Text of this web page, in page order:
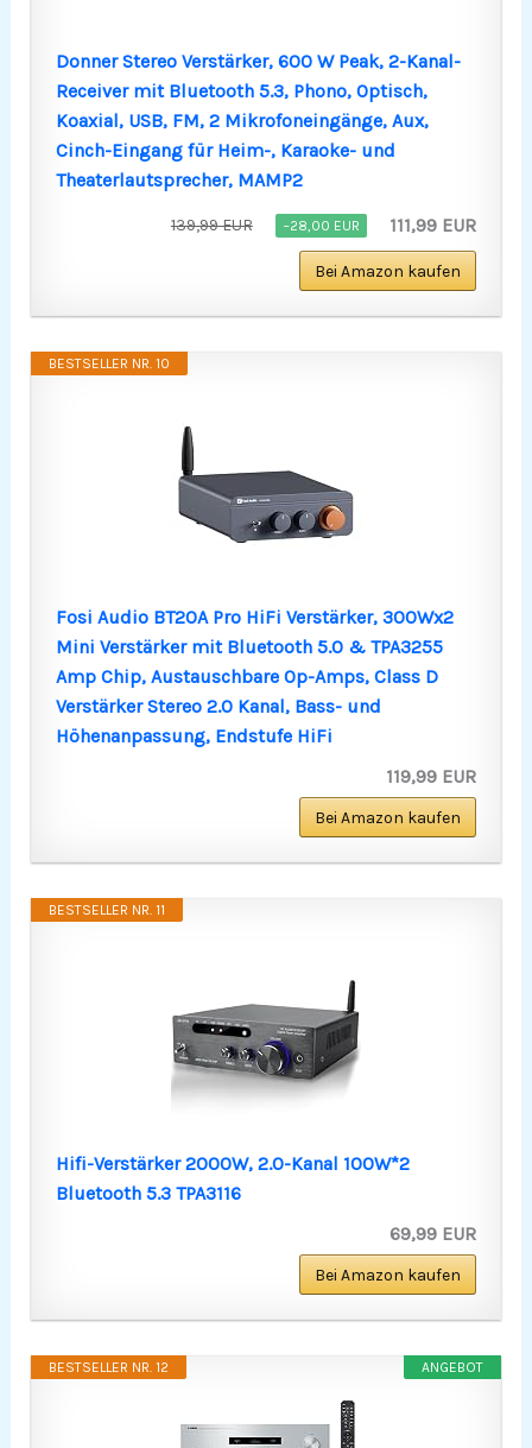
Donner Stereo Verstärker, 600 W Peak, 2-Kanal-
Receiver mit Bluetooth 5.3, Phono, Optisch,
Koaxial, USB, FM, 2 Mikrofoneingänge, Aux,
Cinch-Eingang für Heim-, Karaoke- und
Theaterlautsprecher, MAMP2
139,99 EUR −28,00 EUR 111,99 EUR
Bei Amazon kaufen
BESTSELLER NR. 10
Fosi Audio BT20A Pro HiFi Verstärker, 300Wx2
Mini Verstärker mit Bluetooth 5.0 & TPA3255
Amp Chip, Austauschbare Op-Amps, Class D
Verstärker Stereo 2.0 Kanal, Bass- und
Höhenanpassung, Endstufe HiFi
119,99 EUR
Bei Amazon kaufen
BESTSELLER NR. 11
Hifi-Verstärker 2000W, 2.0-Kanal 100W*2
Bluetooth 5.3 TPA3116
69,99 EUR
Bei Amazon kaufen
ANGEBOT
BESTSELLER NR. 12